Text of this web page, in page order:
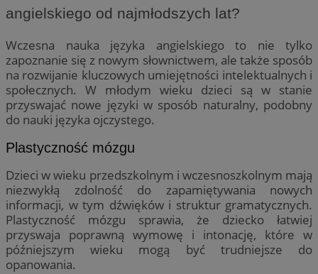
angielskiego od najmłodszych lat?
Wczesna nauka języka angielskiego to nie tylko
zapoznanie się z nowym słownictwem, ale także sposób
na rozwijanie kluczowych umiejętności intelektualnych i
społecznych. W młodym wieku dzieci są w stanie
przyswajać nowe języki w sposób naturalny, podobny
do nauki języka ojczystego.
Plastyczność mózgu
Dzieci w wieku przedszkolnym i wczesnoszkolnym mają
niezwykłą zdolność do zapamiętywania nowych
informacji, w tym dźwięków i struktur gramatycznych.
Plastyczność mózgu sprawia, że dziecko łatwiej
przyswaja poprawną wymowę i intonację, które w
późniejszym wieku mogą być trudniejsze do
opanowania.